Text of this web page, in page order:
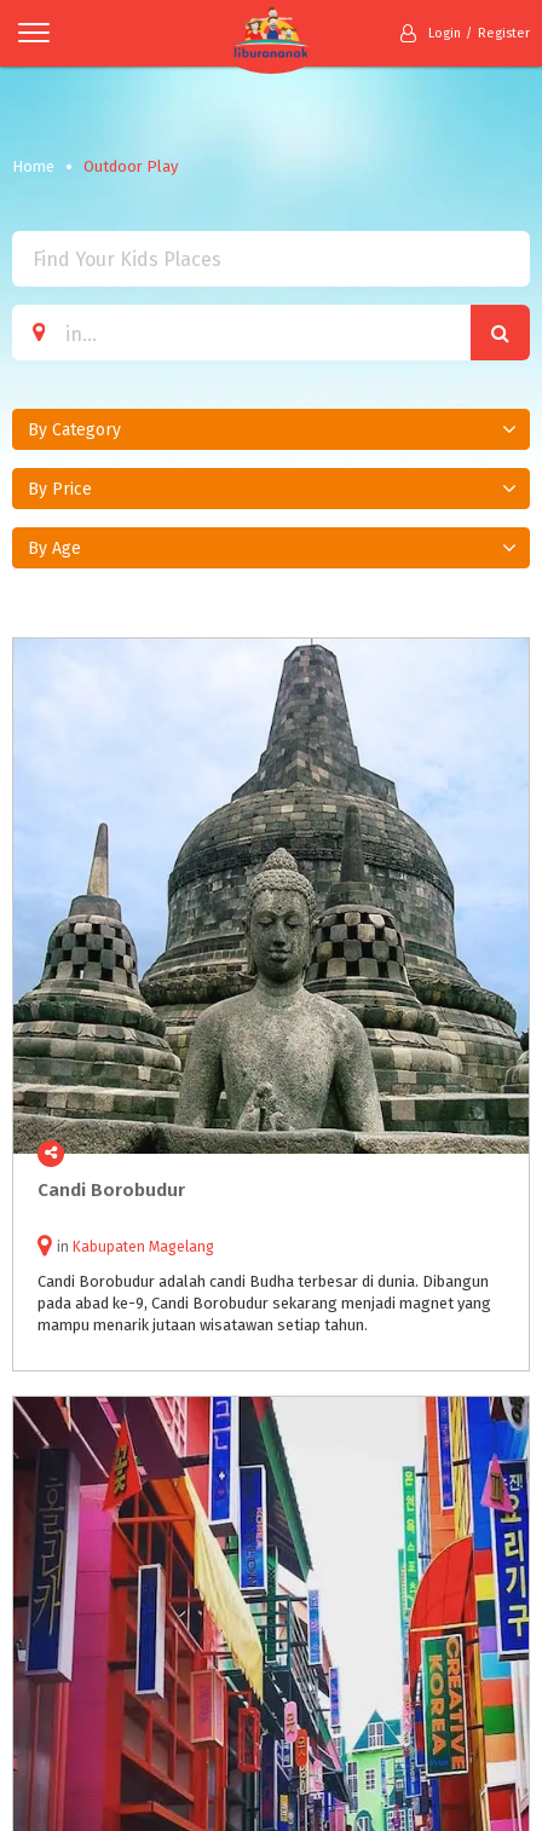
Login Register
Home Outdoor Play
By Category
By Price
By Age
Candi Borobudur
in Kabupaten Magelang
Candi Borobudur adalah candi Budha terbesar di dunia. Dibangun
pada abad ke-9, Candi Borobudur sekarang menjadi magnet yang
mampu menarik jutaan wisatawan setiap tahun.